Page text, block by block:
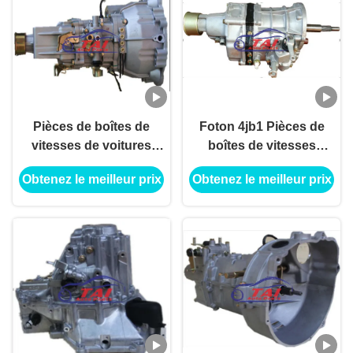
Pièces de boîtes de
vitesses de voitures
hautes performances,
BAW
Pièces de boîtes de
vitesses
Obtenez le meilleur prix
Foton 4jb1 Pièces de
boîtes de vitesses
manuelles, Pièces de
boîtes de vitesses de
Obtenez le meilleur prix